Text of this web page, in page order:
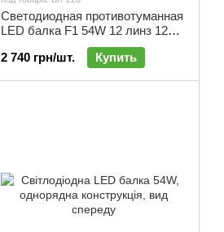
Светодиодная противотуманная
LED балка F1 54W 12 линз 12–
24V ближний свет | БЛ-220
2 740 грн/шт.
Купить